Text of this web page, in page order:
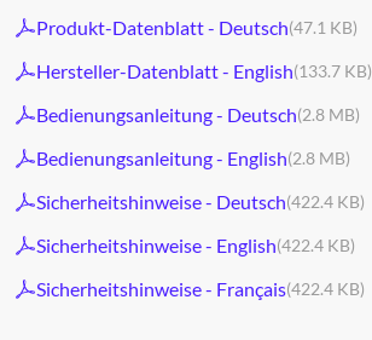
Produkt-Datenblatt - Deutsch(47.1 KB)
Hersteller-Datenblatt - English(133.7 KB)
Bedienungsanleitung - Deutsch(2.8 MB)
Bedienungsanleitung - English(2.8 MB)
Sicherheitshinweise - Deutsch(422.4 KB)
Sicherheitshinweise - English(422.4 KB)
Sicherheitshinweise - Français(422.4 KB)